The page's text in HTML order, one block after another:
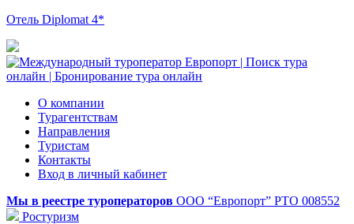
Отель Diplomat 4*
О компании
Турагентствам
Направления
Туристам
Контакты
Вход в личный кабинет
Мы в реестре туроператоров ООО “Европорт” РТО 008552
Ростуризм